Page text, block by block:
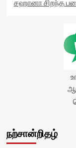
சஹானா சிறந்த
நற்சான்றிதழ்